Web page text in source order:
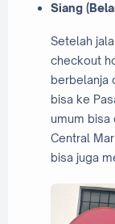
Siang
Setelah
checkout
berbelanja
bisa ke
umum bisa
Central
bisa juga